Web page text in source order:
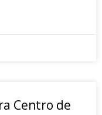
Centro de